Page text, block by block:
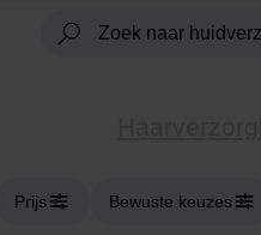
Prijs Bewuste keuzes